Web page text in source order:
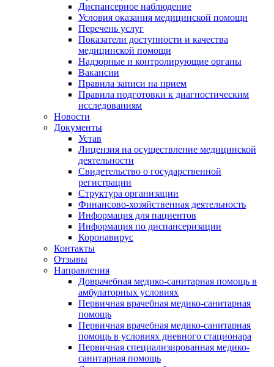
Диспансерное наблюдение
Условия оказания медицинской помощи
Перечень услуг
Показатели доступности и качества
медицинской помощи
Надзорные и контролирующие органы
Вакансии
Правила записи на прием
Правила подготовки к диагностическим
исследованиям
Новости
Документы
Устав
Лицензия на осуществление медицинской
деятельности
Свидетельство о государственной
регистрации
Структура организации
Финансово-хозяйственная деятельность
Информация для пациентов
Информация по диспансеризации
Коронавирус
Контакты
Отзывы
Направления
Доврачебная медико-санитарная помощь в
амбулаторных условиях
Первичная врачебная медико-санитарная
помощь
Первичная врачебная медико-санитарная
помощь в условиях дневного стационара
Первичная специализированная медико-
санитарная помощь